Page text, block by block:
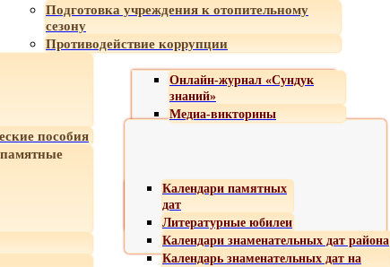
Подготовка учреждения к отопительному
сезону
Противодействие коррупции
Онлайн-журнал «Сундук
знаний»
Медиа-викторины
пособия
Календари памятных
дат
Литературные юбилеи
Календари знаменательных дат района
Календарь знаменательных дат на